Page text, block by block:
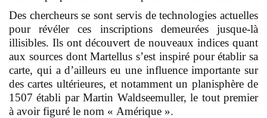
Des chercheurs se sont servis de technologies actuelles
pour révéler ces inscriptions demeurées jusque-là
illisibles. Ils ont découvert de nouveaux indices quant
aux sources dont Martellus s’est inspiré pour établir sa
carte, qui a d’ailleurs eu une influence importante sur
des cartes ultérieures, et notamment un planisphère de
1507 établi par Martin Waldseemuller, le tout premier
à avoir figuré le nom « Amérique ».